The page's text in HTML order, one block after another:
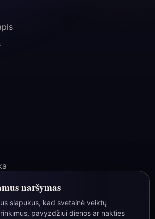
naršymas
slapukus, kad svetainė veiktų
pavyzdžiui dienos ar nakties